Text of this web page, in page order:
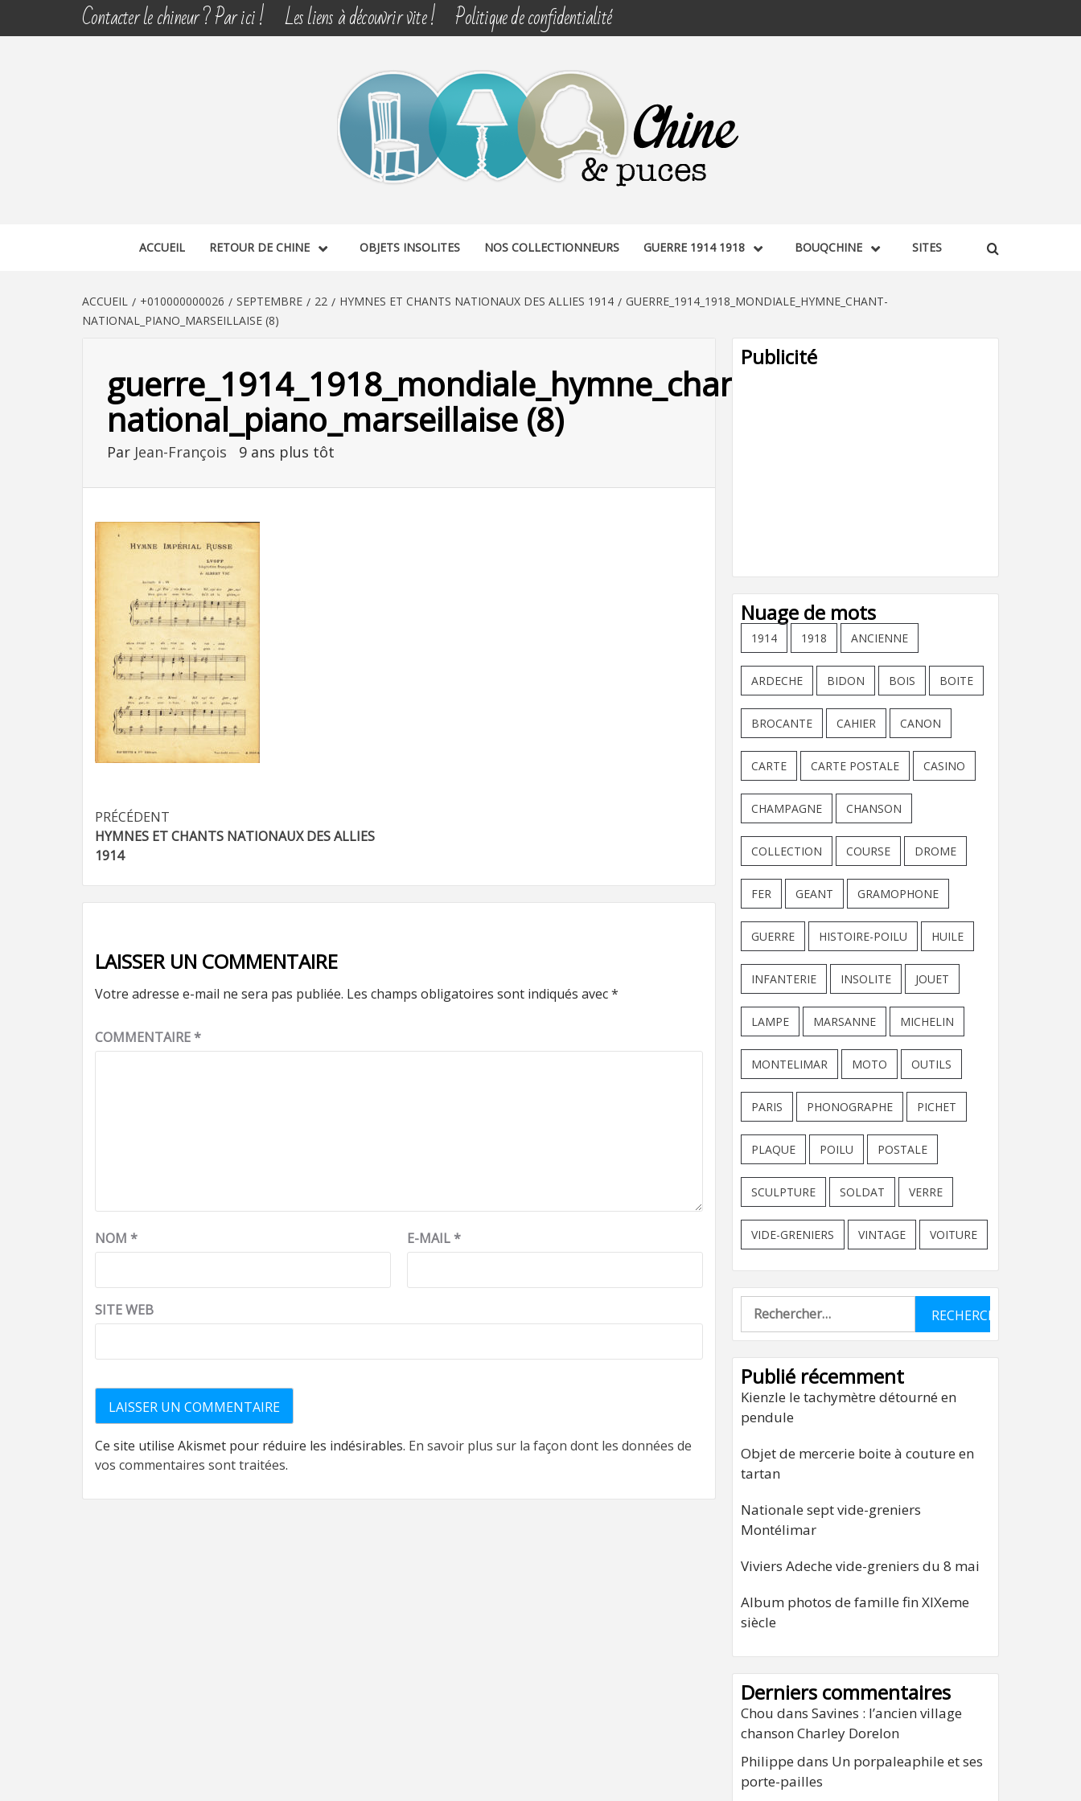
Contacter le chineur ? Par ici ! Les liens à découvrir vite ! Politique de confidentialité
CHINE & PUCES
ACCUEIL RETOUR DE CHINE OBJETS INSOLITES NOS COLLECTIONNEURS GUERRE 1914 1918 BOUQCHINE SITES
ACCUEIL +010000000026 SEPTEMBRE 22 HYMNES ET CHANTS NATIONAUX DES ALLIES 1914
GUERRE_1914_1918_MONDIALE_HYMNE_CHANT-
NATIONAL_PIANO_MARSEILLAISE (8)
guerre_1914_1918_mondiale_hymne_chant-
national_piano_marseillaise (8)
Par Jean-François 9 ans plus tôt
Navigation
d’article
PRÉCÉDENT
HYMNES ET CHANTS NATIONAUX DES ALLIES
1914
LAISSER UN COMMENTAIRE
Votre adresse e-mail ne sera pas publiée. Les champs obligatoires sont indiqués avec*
COMMENTAIRE*
NOM * E-MAIL*
SITE WEB
Ce site utilise Akismet pour réduire les indésirables. En savoir plus sur la façon dont les données de
vos commentaires sont traitées.
Publicité
Nuage de mots
1914 1918 ANCIENNE
ARDECHE BIDON BOIS BOITE
BROCANTE CAHIER CANON
CARTE CARTE POSTALE CASINO
CHAMPAGNE CHANSON
COLLECTION COURSE DROME
FER GEANT GRAMOPHONE
GUERRE HISTOIRE-POILU HUILE
INFANTERIE INSOLITE JOUET
LAMPE MARSANNE MICHELIN
MONTELIMAR MOTO OUTILS
PARIS PHONOGRAPHE PICHET
PLAQUE POILU POSTALE
SCULPTURE SOLDAT VERRE
VIDE-GRENIERS VINTAGE VOITURE
Rechercher :
Publié récemment
Kienzle le tachymètre détourné en
pendule
Objet de mercerie boite à couture en
tartan
Nationale sept vide-greniers
Montélimar
Viviers Adeche vide-greniers du 8 mai
Album photos de famille fin XIXeme
siècle
Derniers commentaires
Chou dans Savines : l’ancien village
chanson Charley Dorelon
Philippe dans Un porpaleaphile et ses
porte-pailles